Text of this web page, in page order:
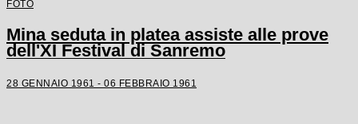
FOTO
Mina seduta in platea assiste alle prove
dell'XI Festival di Sanremo
28 GENNAIO 1961 - 06 FEBBRAIO 1961